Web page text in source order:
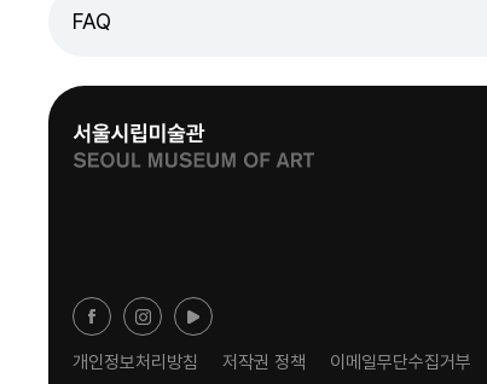
FAQ
개인정보처리방침 저작권 정책 이메일무단수집거부